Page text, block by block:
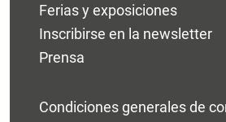
Ferias y exposiciones
Inscribirse en la newsletter
Prensa
Condiciones generales de